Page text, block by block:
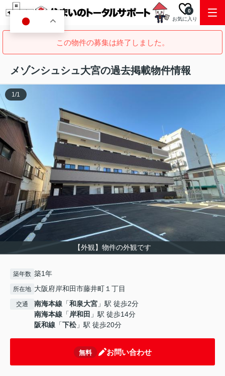
お気に入り
0
この物件の募集は終了しました。
メゾンシュシュ大宮の過去掲載物件情報
【外観】物件の外観です
1/1
築年数 築1年
所在地 大阪府岸和田市藤井町１丁目
交通 南海本線 「和泉大宮 」駅 徒歩2分
南海本線 「岸和田 」駅 徒歩14分
阪和線 「下松」駅 徒歩20分
無料 お問い合わせ